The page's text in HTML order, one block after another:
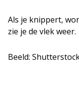
Als je knippert,
zie je de vlek weer.
Beeld: